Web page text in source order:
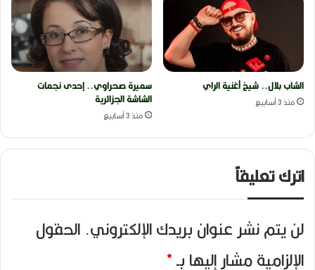
الشاب بلال.. شيخ أغنية الراي
منذ 3 أسابيع
سميرة صحراوي.. إحدى نجمات
الشاشة الجزائرية
منذ 3 أسابيع
اترك تعليقاً
لن يتم نشر عنوان بريدك الإلكتروني. الحقول
الإلزامية مشار إليها بـ*